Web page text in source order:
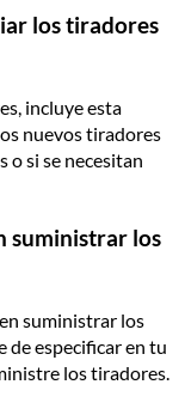
los tiradores
incluye esta
nuevos tiradores
o si se necesitan
suministrar los
suministrar los
de especificar en tu
los tiradores.